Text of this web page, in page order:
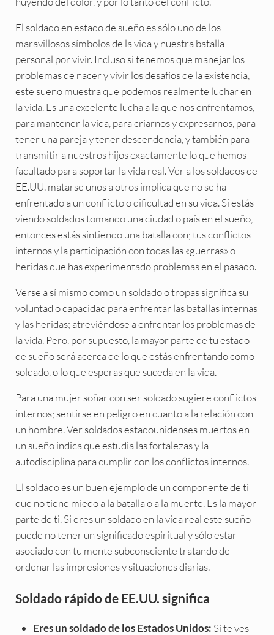
El soldado en estado de sueño es sólo uno de los
maravillosos símbolos de la vida y nuestra batalla
personal por vivir. Incluso si tenemos que manejar los
problemas de nacer y vivir los desafíos de la existencia,
este sueño muestra que podemos realmente luchar en
la vida. Es una excelente lucha a la que nos enfrentamos,
para mantener la vida, para criarnos y expresarnos, para
tener una pareja y tener descendencia, y también para
transmitir a nuestros hijos exactamente lo que hemos
facultado para soportar la vida real. Ver a los soldados de
EE.UU. matarse unos a otros implica que no se ha
enfrentado a un conflicto o dificultad en su vida. Si estás
viendo soldados tomando una ciudad o país en el sueño,
entonces estás sintiendo una batalla con; tus conflictos
internos y la participación con todas las «guerras» o
heridas que has experimentado problemas en el pasado.
Verse a sí mismo como un soldado o tropas significa su
voluntad o capacidad para enfrentar las batallas internas
y las heridas; atreviéndose a enfrentar los problemas de
la vida. Pero, por supuesto, la mayor parte de tu estado
de sueño será acerca de lo que estás enfrentando como
soldado, o lo que esperas que suceda en la vida.
Para una mujer soñar con ser soldado sugiere conflictos
internos; sentirse en peligro en cuanto a la relación con
un hombre. Ver soldados estadounidenses muertos en
un sueño indica que estudia las fortalezas y la
autodisciplina para cumplir con los conflictos internos.
El soldado es un buen ejemplo de un componente de ti
que no tiene miedo a la batalla o a la muerte. Es la mayor
parte de ti. Si eres un soldado en la vida real este sueño
puede no tener un significado espiritual y sólo estar
asociado con tu mente subconsciente tratando de
ordenar las impresiones y situaciones diarias.
Soldado rápido de EE.UU. significa
Eres un soldado de los Estados Unidos: Si te ves